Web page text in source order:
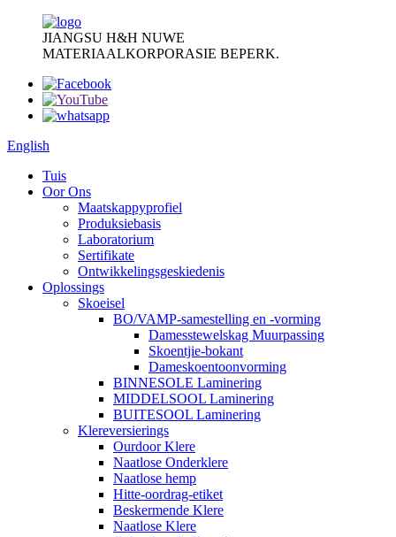
JIANGSU H&H NUWE
MATERIAALKORPORASIE BEPERK.
English
Tuis
Oor Ons
Maatskappyprofiel
Produksiebasis
Laboratorium
Sertifikate
Ontwikkelingsgeskiedenis
Oplossings
Skoeisel
BO/VAMP-samestelling en -vorming
Damesstewelskag Muurpassing
Skoentjie-bokant
Dameskoentoonvorming
BINNESOLE Laminering
MIDDELSOOL Laminering
BUITESOOL Laminering
Klereversierings
Ourdoor Klere
Naatlose Onderklere
Naatlose hemp
Hitte-oordrag-etiket
Beskermende Klere
Naatlose Klere